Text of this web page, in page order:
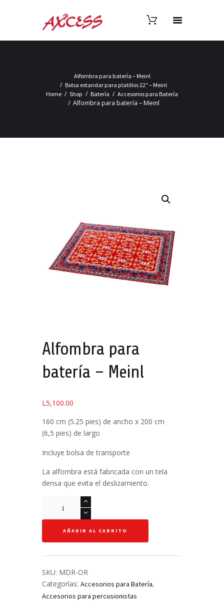
Alfombra para batería – Meinl
Bolsa estandar para platillos 22″ – Meinl
Home
Shop Batería Accesorios para Batería
Alfombra para batería – Meinl
Alfombra para
batería – Meinl
L5,100.00
160 cm (5.25 pies) de ancho x 200 cm
(6,5 pies) de largo
Incluye bolsa de transporte
La alfombra está fabricada con un tela
densa que evita el deslizamiento.
AÑADIR AL CARRITO
SKU: MDR-OR
Categorías: Accesorios para Batería,
Accesorios para percusionistas